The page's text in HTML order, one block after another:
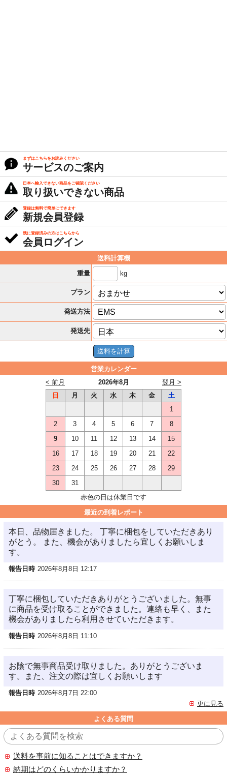
まずはこちらをお読みください
サービスのご案内
日本へ輸入できない商品をご確認ください
取り扱いできない商品
登録は無料で簡単にできます
新規会員登録
既に登録済みの方はこちらから
会員ログイン
送料計算機
重量
kg
プラン
発送方法
発送先
営業カレンダー
2026年8月
< 前月
翌月 >
日
月 火 水 木 金
土
1
2
3 4 5 6 7
8
9
10 11 12 13 14
15
16
17 18 19 20 21
22
23
24 25 26 27 28
29
30
31
赤色の日は休業日です
最近の到着レポート
本日、品物届きました。 丁寧に梱包をしていただきあり
がとう。 また、機会がありましたら宜しくお願いしま
す。
報告日時 2026年8月8日 12:17
丁寧に梱包していただきありがとうございました。無事
に商品を受け取ることができました。連絡も早く、また
機会がありましたら利用させていただきます。
報告日時 2026年8月8日 11:10
お陰で無事商品受け取りました。ありがとうございま
す。また、注文の際は宜しくお願いします
報告日時 2026年8月7日 22:00
更に見る
よくある質問
送料を事前に知ることはできますか？
納期はどのくらいかかりますか？